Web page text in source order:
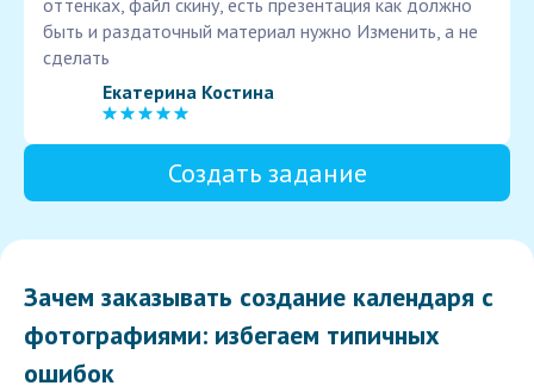
оттенках, файл скину, есть презентация как должно
быть и раздаточный материал нужно Изменить, а не
сделать
Екатерина Костина
Создать задание
Зачем заказывать создание календаря с
фотографиями: избегаем типичных
ошибок